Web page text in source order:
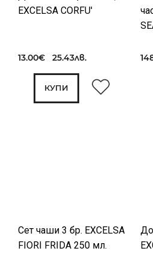
EXCELSA CORFU'
13.00€ 25.43лв.
КУПИ
Сет чаши 3 бр. EXCELSA
FIORI FRIDA 250 мл.